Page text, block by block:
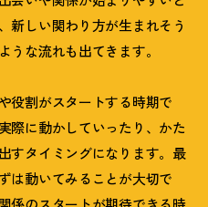
新しい関わり方が生まれそう
うな流れも出てきます。
役割がスタートする時期で
際に動かしていったり、かた
すタイミングになります。最
は動いてみることが大切で